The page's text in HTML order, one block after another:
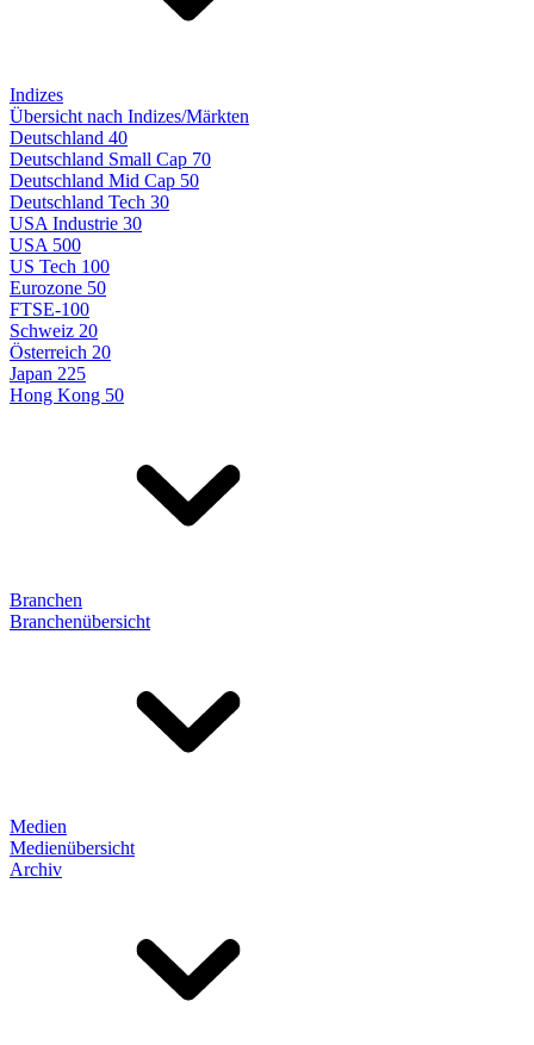
Indizes
Übersicht nach Indizes/Märkten
Deutschland 40
Deutschland Small Cap 70
Deutschland Mid Cap 50
Deutschland Tech 30
USA Industrie 30
USA 500
US Tech 100
Eurozone 50
FTSE-100
Schweiz 20
Österreich 20
Japan 225
Hong Kong 50
Branchen
Branchenübersicht
Medien
Medienübersicht
Archiv